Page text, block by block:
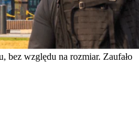
bez względu na rozmiar. Zaufało